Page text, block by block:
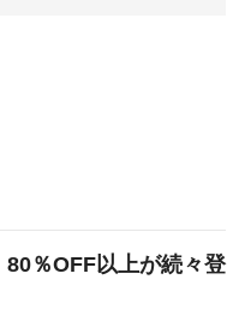
80％OFF以上が続々登